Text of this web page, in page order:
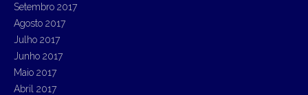
Setembro 2017
Agosto 2017
Julho 2017
Junho 2017
Maio 2017
Abril 2017